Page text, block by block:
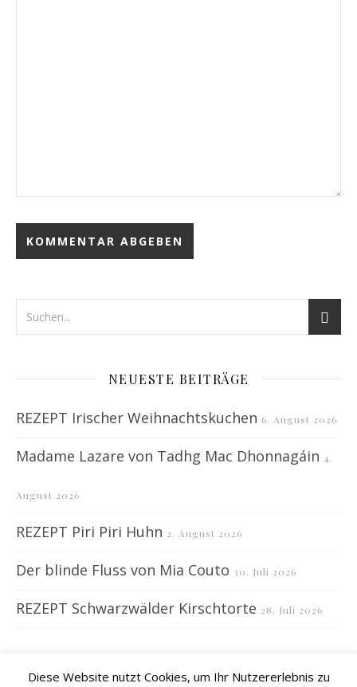
NEUESTE BEITRÄGE
REZEPT Irischer Weihnachtskuchen 6. August 2026
Madame Lazare von Tadhg Mac Dhonnagáin 4.
August 2026
REZEPT Piri Piri Huhn 2. August 2026
Der blinde Fluss von Mia Couto 30. Juli 2026
REZEPT Schwarzwälder Kirschtorte 28. Juli 2026
Diese Website nutzt Cookies, um Ihr Nutzererlebnis zu